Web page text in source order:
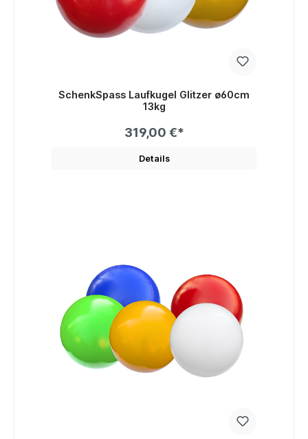
SchenkSpass Laufkugel Glitzer ø60cm
13kg
319,00 €*
Details